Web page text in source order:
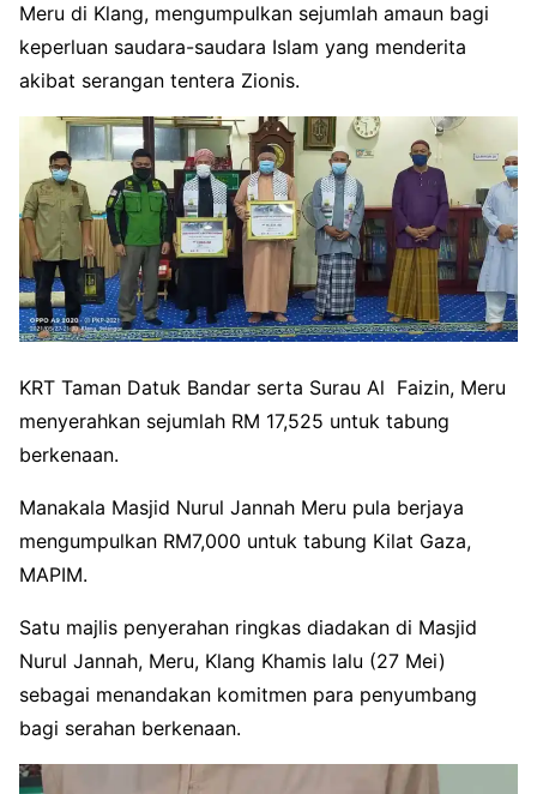
Meru di Klang, mengumpulkan sejumlah amaun bagi
keperluan saudara-saudara Islam yang menderita
akibat serangan tentera Zionis.
KRT Taman Datuk Bandar serta Surau Al Faizin, Meru
menyerahkan sejumlah RM 17,525 untuk tabung
berkenaan.
Manakala Masjid Nurul Jannah Meru pula berjaya
mengumpulkan RM7,000 untuk tabung Kilat Gaza,
MAPIM.
Satu majlis penyerahan ringkas diadakan di Masjid
Nurul Jannah, Meru, Klang Khamis lalu (27 Mei)
sebagai menandakan komitmen para penyumbang
bagi serahan berkenaan.